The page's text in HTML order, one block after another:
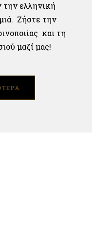
την ελληνική
Ζήστε την
και τη
μαζί μας!